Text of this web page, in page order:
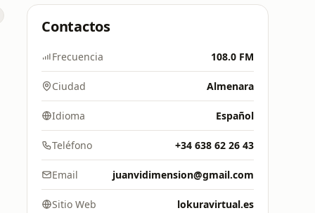
Contactos
Frecuencia 108.0 FM
Ciudad Almenara
Idioma Español
Teléfono +34 638 62 26 43
Email juanvidimension@gmail.com
Sitio Web lokuravirtual.es